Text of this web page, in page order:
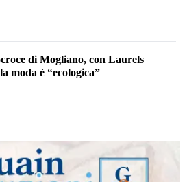
di Mogliano, con Laurels
moda è “ecologica”